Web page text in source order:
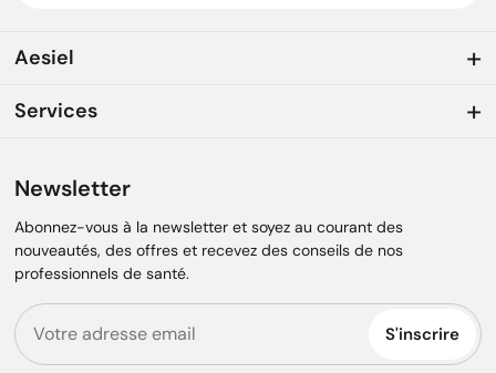
Aesiel
Services
Newsletter
Abonnez-vous à la newsletter et soyez au courant des
nouveautés, des offres et recevez des conseils de nos
professionnels de santé.
S'inscrire